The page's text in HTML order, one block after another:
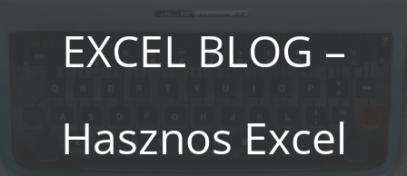
E-learning oktatóanyagok
Kapcsolat
EXCEL BLOG –
Hasznos Excel